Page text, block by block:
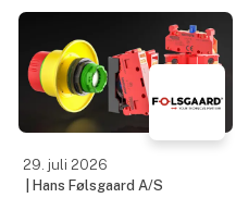
offshore-industrien. For
at imødekomme
stigende efterspørgsel
og fastholde
konkurrenceevnen h
29. juli 2026
| Hans Følsgaard A/S